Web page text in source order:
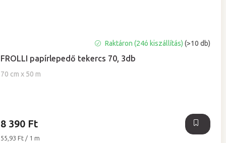
FROLLI papírlepedő tekercs 70, 3db
70 cm x 50 m
átlagos
értékelése
Raktáron (24ó kiszállítás)(>10 db)
8 390 Ft
Egységár:
55,93 Ft / 1 m